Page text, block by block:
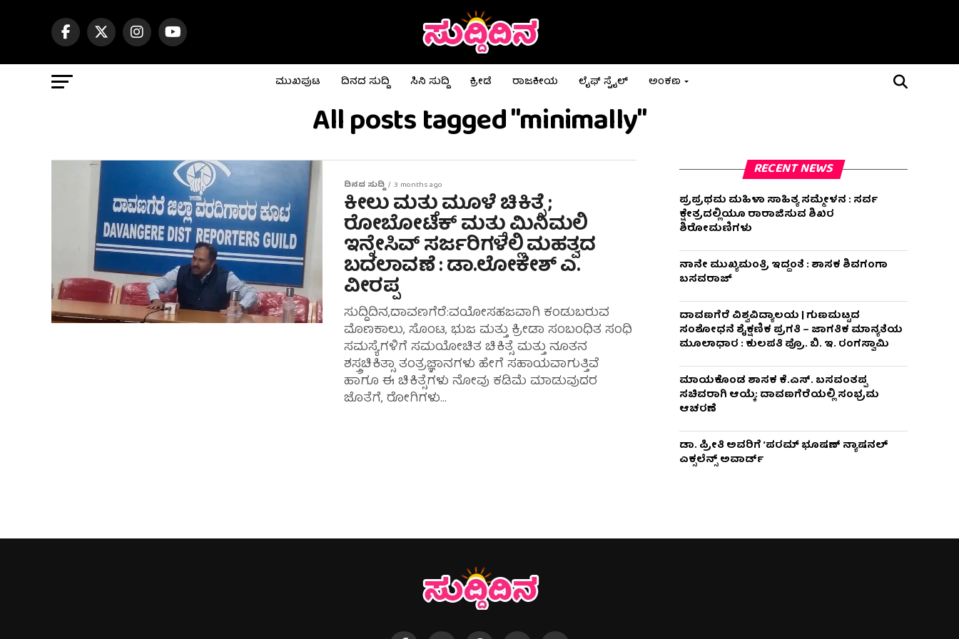
ಮುಖಪುಟ ದಿನದ ಸುದ್ದಿ ಸಿನಿ ಸುದ್ದಿ ಕ್ರೀಡೆ ರಾಜಕೀಯ ಲೈಫ್ ಸ್ಟೈಲ್ ಅಂಕಣ
All posts tagged "minimally"
ದಿನದ ಸುದ್ದಿ 3 months ago
ಕೀಲು ಮತ್ತು ಮೂಳೆ ಚಿಕಿತ್ಸೆ ;
ರೋಬೋಟಿಕ್ ಮತ್ತು ಮಿನಿಮಲಿ
ಇನ್ನೇಸಿವ್ ಸರ್ಜರಿಗಳಲ್ಲಿ‌ ಮಹತ್ವದ
ಬದಲಾವಣೆ : ಡಾ.ಲೋಕೇಶ್ ಎ.
ವೀರಪ್ಪ
ಸುದ್ದಿದಿನ,ದಾವಣಗೆರೆ:ವಯೋಸಹಜವಾಗಿ ಕಂಡುಬರುವ
ಮೊಣಕಾಲು, ಸೊಂಟ, ಭುಜ ಮತ್ತು ಕ್ರೀಡಾ ಸಂಬಂಧಿತ ಸಂಧಿ
ಸಮಸ್ಯೆಗಳಿಗೆ ಸಮಯೋಚಿತ ಚಿಕಿತ್ಸೆ ಮತ್ತು ನೂತನ
ಶಸ್ತ್ರಚಿಕಿತ್ಸಾ ತಂತ್ರಜ್ಞಾನಗಳು ಹೇಗೆ ಸಹಾಯವಾಗುತ್ತಿವೆ
ಹಾಗೂ ಈ ಚಿಕಿತ್ಸೆಗಳು ನೋವು ಕಡಿಮೆ ಮಾಡುವುದರ
ಜೊತೆಗೆ, ರೋಗಿಗಳು...
RECENT NEWS
ಪ್ರಪ್ರಥಮ ಮಹಿಳಾ ಸಾಹಿತ್ಯ ಸಮ್ಮೇಳನ : ಸರ್ವ
ಕ್ಷೇತ್ರದಲ್ಲಿಯೂ ರಾರಾಜಿಸುವ ಶಿಖರ
ಶಿರೋಮಣಿಗಳು
ನಾನೇ ಮುಖ್ಯಮಂತ್ರಿ ಇದ್ದಂತೆ : ಶಾಸಕ ಶಿವಗಂಗಾ
ಬಸವರಾಜ್
ದಾವಣಗೆರೆ ವಿಶ್ವವಿದ್ಯಾಲಯ | ಗುಣಮಟ್ಟದ
ಸಂಶೋಧನೆ ಶೈಕ್ಷಣಿಕ ಪ್ರಗತಿ – ಜಾಗತಿಕ ಮಾನ್ಯತೆಯ
ಮೂಲಾಧಾರ : ಕುಲಪತಿ ಪ್ರೊ. ಬಿ. ಇ. ರಂಗಸ್ವಾಮಿ
ಮಾಯಕೊಂಡ ಶಾಸಕ ಕೆ.ಎಸ್. ಬಸವಂತಪ್ಪ
ಸಚಿವರಾಗಿ ಆಯ್ಕೆ: ದಾವಣಗೆರೆಯಲ್ಲಿ ಸಂಭ್ರಮ
ಆಚರಣೆ
ಡಾ. ಪ್ರೀತಿ ಅವರಿಗೆ ‘ಪರಮ್ ಭೂಷಣ್ ನ್ಯಾಷನಲ್
ಎಕ್ಸಲೆನ್ಸ್ ಅವಾರ್ಡ್